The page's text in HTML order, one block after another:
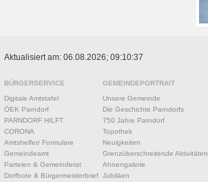
Aktualisiert am: 06.08.2026; 09:10:37
BÜRGERSERVICE
Digitale Amtstafel
ÖEK Parndorf
PARNDORF HILFT
CORONA
Amtshelfer/ Formulare
Gemeindeamt
Parteien & Gemeinderat
Dorfbote & Bürgermeisterbrief
GEMEINDEPORTRAIT
Unsere Gemeinde
Die Geschichte Parndorfs
750 Jahre Parndorf
Topothek
Neuigkeiten
Grenzüberschreitende Aktivitäten
Ahnengalerie
Jubiläen